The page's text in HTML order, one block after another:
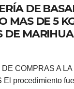
DE
MAS DE 5
DE
DE COMPRAS A
El procedimiento